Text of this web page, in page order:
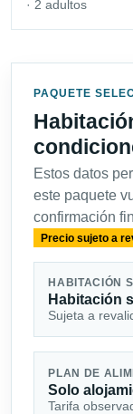
· 2 adultos
PAQUETE
Estos datos
este paquete
confirmación
Precio sujeto a
HABITACIÓN
Habitación
Sujeta a
PLAN DE
Solo
Tarifa